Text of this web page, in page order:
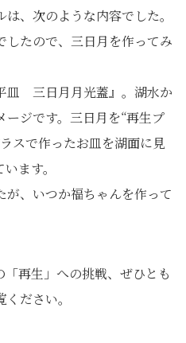
、次のような内容でした。
したので、三日月を作ってみ
三日月月光蓋』。湖水か
ージです。三日月を“再生プ
スで作ったお皿を湖面に見
ます。
、いつか福ちゃんを作って
再生」への挑戦、ぜひとも
ださい。